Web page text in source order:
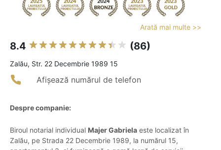
Arată mai multe >>
8.4 (86)
Zalău, Str. 22 Decembrie 1989 15
Afișează numărul de telefon
Despre companie:
Biroul notarial individual Majer Gabriela este localizat în
Zalău, pe Strada 22 Decembrie 1989, la numărul 15,